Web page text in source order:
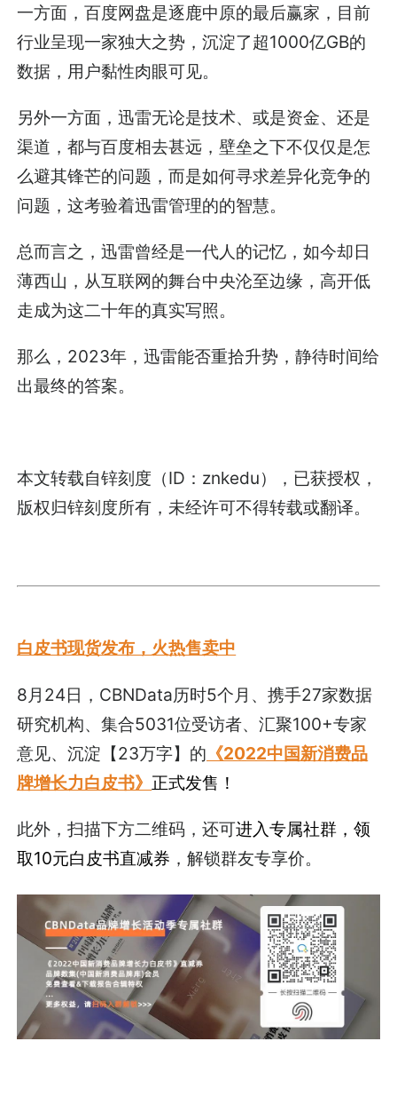
一方面，百度网盘是逐鹿中原的最后赢家，目前
行业呈现一家独大之势，沉淀了超1000亿GB的
数据，用户黏性肉眼可见。
另外一方面，迅雷无论是技术、或是资金、还是
渠道，都与百度相去甚远，壁垒之下不仅仅是怎
么避其锋芒的问题，而是如何寻求差异化竞争的
问题，这考验着迅雷管理的的智慧。
总而言之，迅雷曾经是一代人的记忆，如今却日
薄西山，从互联网的舞台中央沦至边缘，高开低
走成为这二十年的真实写照。
那么，2023年，迅雷能否重拾升势，静待时间给
出最终的答案。
本文转载自锌刻度（ID：znkedu），已获授权，
版权归锌刻度所有，未经许可不得转载或翻译。
白皮书现货发布，火热售卖中
8月24日，CBNData历时5个月、携手27家数据
研究机构、集合5031位受访者、汇聚100+专家
意见、沉淀【23万字】的 《2022中国新消费品
牌增长力白皮书》 正式发售！
此外，扫描下方二维码，还可进入专属社群，领
取10元白皮书直减券 ，解锁群友专享价。